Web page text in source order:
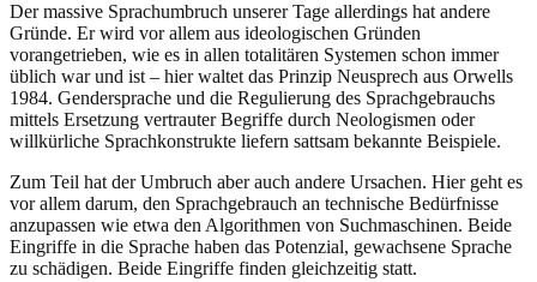
Der massive Sprachumbruch unserer Tage allerdings hat andere
Gründe. Er wird vor allem aus ideologischen Gründen
vorangetrieben, wie es in allen totalitären Systemen schon immer
üblich war und ist – hier waltet das Prinzip Neusprech aus Orwells
1984. Gendersprache und die Regulierung des Sprachgebrauchs
mittels Ersetzung vertrauter Begriffe durch Neologismen oder
willkürliche Sprachkonstrukte liefern sattsam bekannte Beispiele.
Zum Teil hat der Umbruch aber auch andere Ursachen. Hier geht es
vor allem darum, den Sprachgebrauch an technische Bedürfnisse
anzupassen wie etwa den Algorithmen von Suchmaschinen. Beide
Eingriffe in die Sprache haben das Potenzial, gewachsene Sprache
zu schädigen. Beide Eingriffe finden gleichzeitig statt.